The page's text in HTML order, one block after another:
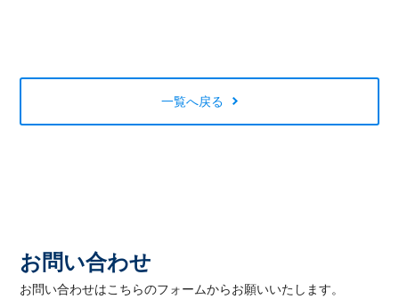
一覧へ戻る
お問い合わせ
お問い合わせはこちらのフォームからお願いいたします。